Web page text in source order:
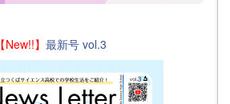
【New!!】 最新号 vol.3